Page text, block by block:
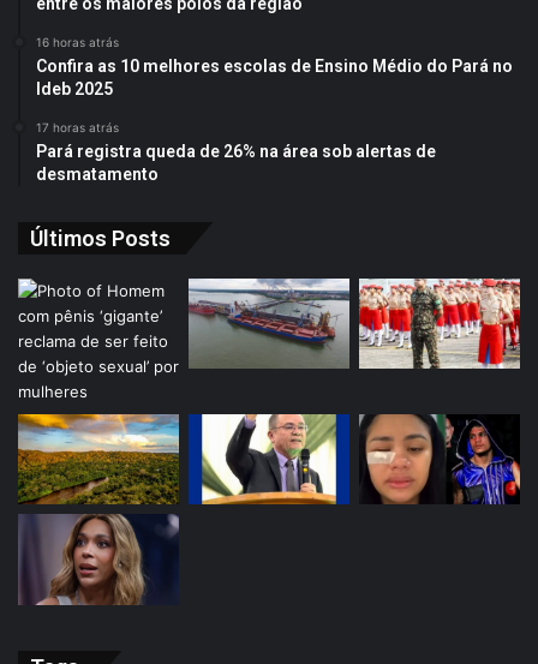
16 horas atrás
Confira as 10 melhores escolas de Ensino Médio do Pará no
Ideb 2025
17 horas atrás
Pará registra queda de 26% na área sob alertas de
desmatamento
Últimos Posts